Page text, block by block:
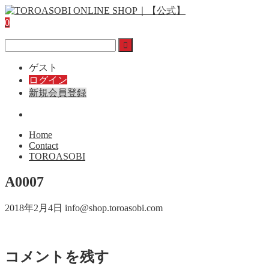
0
ゲスト
ログイン
新規会員登録
Home
Contact
TOROASOBI
A0007
2018年2月4日 info@shop.toroasobi.com
コメントを残す